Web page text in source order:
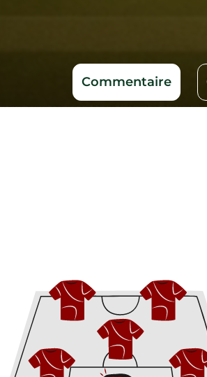
Commentaire